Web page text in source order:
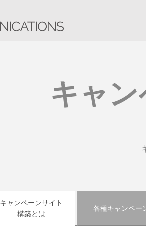
キャ
キャンペーンサイト
構築とは
各種キャンペー